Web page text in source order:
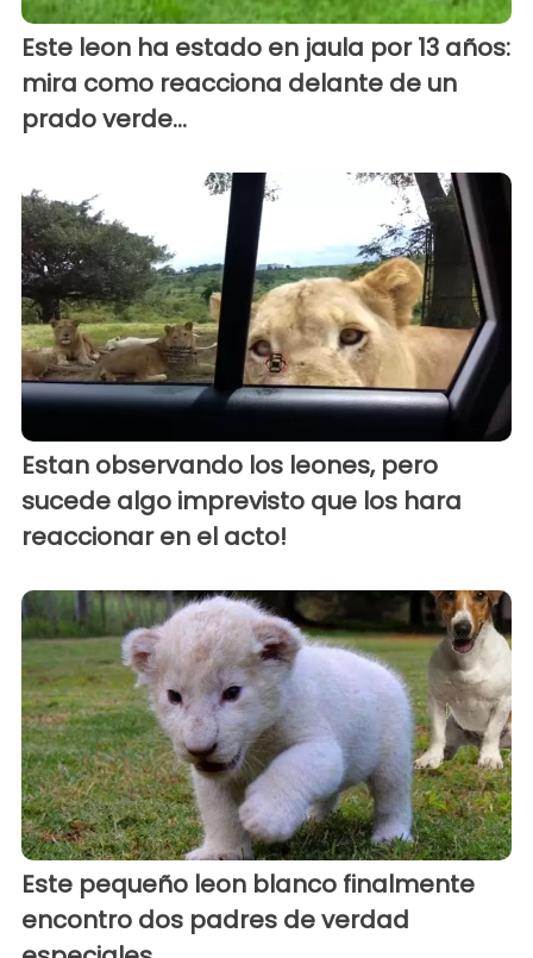
Este leon ha estado en jaula por 13 años:
mira como reacciona delante de un
prado verde...
Estan observando los leones, pero
sucede algo imprevisto que los hara
reaccionar en el acto!
Este pequeño leon blanco finalmente
encontro dos padres de verdad